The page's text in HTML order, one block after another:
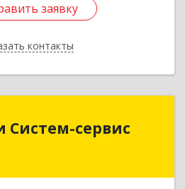
заявку
контакты
заявку
Назад
Систем-сервис
Систем-сервис